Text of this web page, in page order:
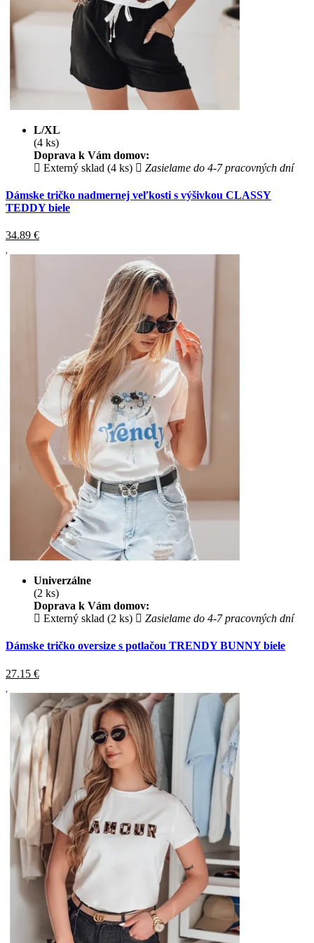
L/XL
(4 ks)
Doprava k Vám domov:
Externý sklad (4 ks)
Zasielame do 4-7 pracovných dní
Dámske tričko nadmernej veľkosti s výšivkou CLASSY
TEDDY biele
34.89 €
Univerzálne
(2 ks)
Doprava k Vám domov:
Externý sklad (2 ks)
Zasielame do 4-7 pracovných dní
Dámske tričko oversize s potlačou TRENDY BUNNY biele
27.15 €